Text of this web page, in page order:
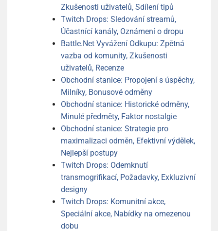
Zkušenosti uživatelů, Sdílení tipů
Twitch Drops: Sledování streamů,
Účastnící kanály, Oznámení o dropu
Battle.Net Vyvážení Odkupu: Zpětná
vazba od komunity, Zkušenosti
uživatelů, Recenze
Obchodní stanice: Propojení s úspěchy,
Milníky, Bonusové odměny
Obchodní stanice: Historické odměny,
Minulé předměty, Faktor nostalgie
Obchodní stanice: Strategie pro
maximalizaci odměn, Efektivní výdělek,
Nejlepší postupy
Twitch Drops: Odemknutí
transmogrifikací, Požadavky, Exkluzivní
designy
Twitch Drops: Komunitní akce,
Speciální akce, Nabídky na omezenou
dobu